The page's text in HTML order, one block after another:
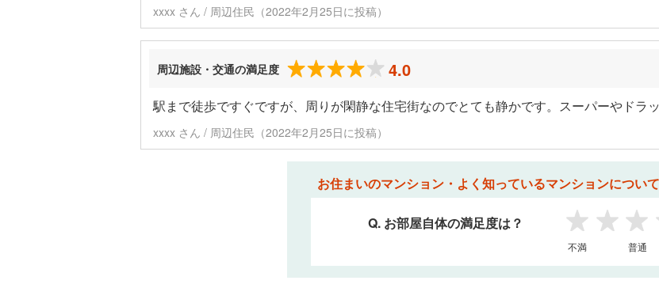
xxxx さん / 周辺住民（2022年2月25日に投稿）
周辺施設・交通の満足度 4.0
駅まで徒歩ですぐですが、周りが閑静な住宅街なのでとても静かです。スーパーやドラ
xxxx さん / 周辺住民（2022年2月25日に投稿）
お住まいのマンション・よく知っているマンションについ
Q. お部屋自体の満足度は？
1 2 3
不満 普通